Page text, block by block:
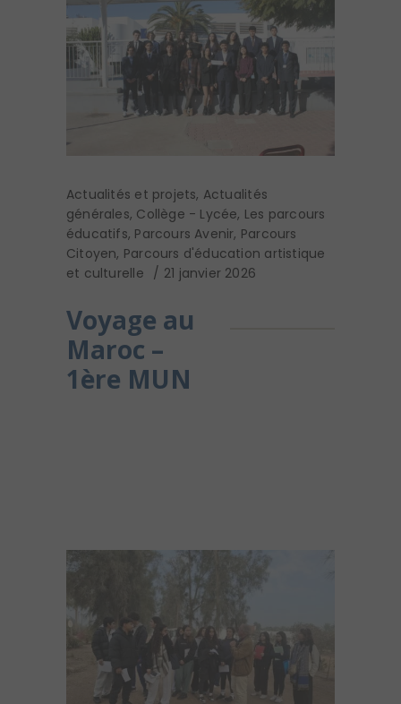
Actualités et projets, Actualités
générales, Collège - Lycée, Les parcours
éducatifs, Parcours Avenir, Parcours
Citoyen, Parcours d'éducation artistique
et culturelle
21 janvier 2026
Voyage au
Maroc –
1ère MUN